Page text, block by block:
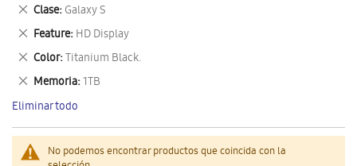
No podemos encontrar productos que coincida con la
Clase Galaxy S
Eliminar
este
artículo
Feature HD Display
Eliminar
este
artículo
Color Titanium Black.
Eliminar
este
artículo
Memoria 1TB
Eliminar
este
artículo
Eliminar todo